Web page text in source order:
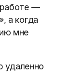
—
а когда
мне